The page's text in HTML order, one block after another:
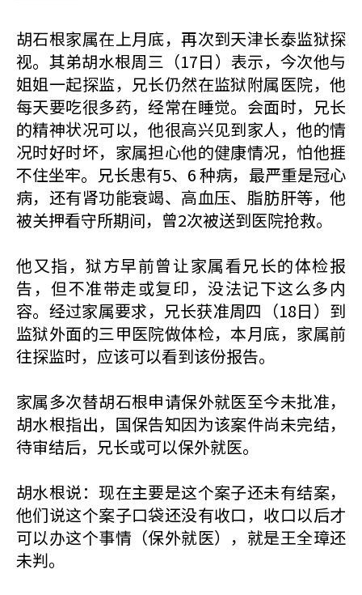
胡石根家属在上月底，再次到天津长泰监狱探
视。其弟胡水根周三（17日）表示，今次他与
姐姐一起探监，兄长仍然在监狱附属医院，他
每天要吃很多药，经常在睡觉。会面时，兄长
的精神状况可以，他很高兴见到家人，他的情
况时好时坏，家属担心他的健康情况，怕他捱
不住坐牢。兄长患有5、6 种病，最严重是冠心
病，还有肾功能衰竭、高血压、脂肪肝等，他
被关押看守所期间，曾2次被送到医院抢救。
他又指，狱方早前曾让家属看兄长的体检报
告，但不准带走或复印，没法记下这么多内
容。经过家属要求，兄长获准周四（18日）到
监狱外面的三甲医院做体检，本月底，家属前
往探监时，应该可以看到该份报告。
家属多次替胡石根申请保外就医至今未批准，
胡水根指出，国保告知因为该案件尚未完结，
待审结后，兄长或可以保外就医。
胡水根说：现在主要是这个案子还未有结案，
他们说这个案子口袋还没有收口，收口以后才
可以办这个事情（保外就医），就是王全璋还
未判。